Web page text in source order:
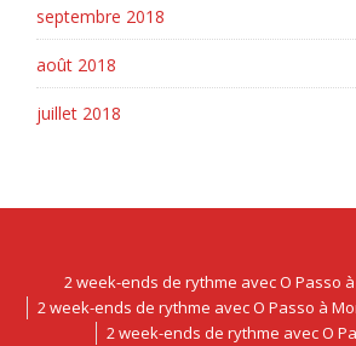
septembre 2018
août 2018
juillet 2018
2 week-ends de rythme avec O Passo
2 week-ends de rythme avec O Passo à
2 week-ends de rythme avec O